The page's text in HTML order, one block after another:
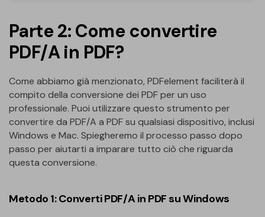
Parte 2: Come convertire
PDF/A in PDF?
Come abbiamo già menzionato, PDFelement faciliterà il
compito della conversione dei PDF per un uso
professionale. Puoi utilizzare questo strumento per
convertire da PDF/A a PDF su qualsiasi dispositivo, inclusi
Windows e Mac. Spiegheremo il processo passo dopo
passo per aiutarti a imparare tutto ciò che riguarda
questa conversione.
Metodo 1: Converti PDF/A in PDF su Windows